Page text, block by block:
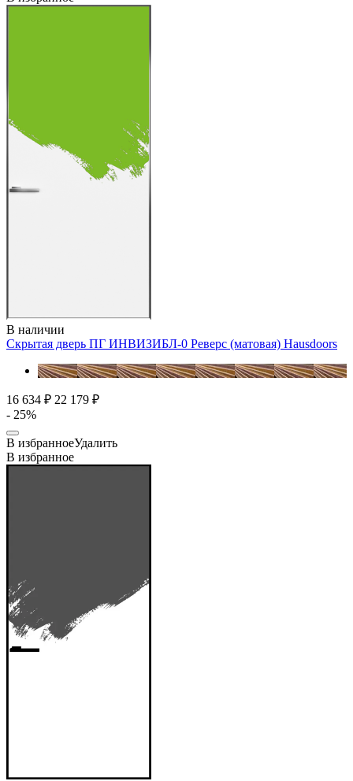
В наличии
Скрытая дверь ПГ ИНВИЗИБЛ-0 Реверс (матовая) Hausdoors
16 634 ₽ 22 179 ₽
- 25%
В избранноеУдалить
В избранное